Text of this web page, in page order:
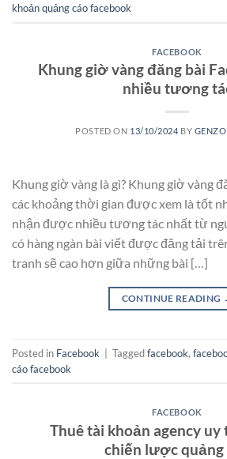
khoản quảng cáo facebook
FACEBOOK
Khung giờ vàng đăng bài
nhiều tương
POSTED ON 13/10/2024 BY
Khung giờ vàng là gì? Khung giờ vàng
các khoảng thời gian được xem là tốt
nhận được nhiều tương tác nhất từ
có hàng ngàn bài viết được đăng tải
tranh sẽ cao hơn giữa những bài […]
CONTINUE READING
Posted in Facebook | Taggedfacebook,
cáo facebook
FACEBOOK
Thuê tài khoản agency uy
chiến lược quảng